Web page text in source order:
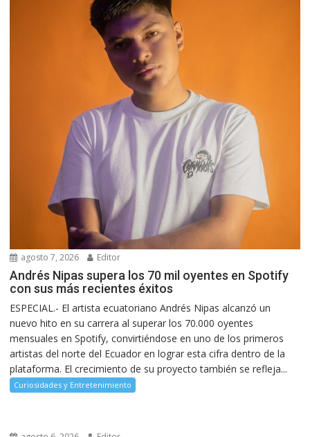
agosto 7, 2026 Editor
Andrés Nipas supera los 70 mil oyentes en Spotify
con sus más recientes éxitos
ESPECIAL.- El artista ecuatoriano Andrés Nipas alcanzó un
nuevo hito en su carrera al superar los 70.000 oyentes
mensuales en Spotify, convirtiéndose en uno de los primeros
artistas del norte del Ecuador en lograr esta cifra dentro de la
plataforma. El crecimiento de su proyecto también se refleja...
Curiosidades y Entretenimiento